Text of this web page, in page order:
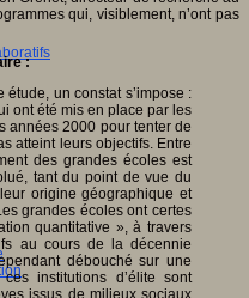
qui, visiblement, n’ont pas
:
un constat s’impose :
ont été mis en place par les
années 2000 pour tenter de
atteint leurs objectifs. Entre
des grandes écoles est
tant du point de vue du
origine géographique et
grandes écoles ont certes
quantitative », à travers
au cours de la décennie
débouché sur une
institutions d’élite sont
issus de milieux sociaux